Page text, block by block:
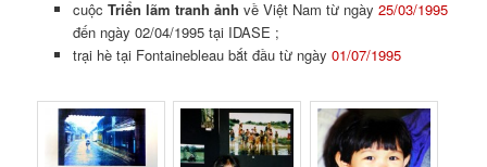
cuộc Triển lãm tranh ảnh về Việt Nam từ ngày 25/03/1995
đến ngày 02/04/1995 tại IDASE ;
trại hè tại Fontainebleau bắt đầu từ ngày 01/07/1995